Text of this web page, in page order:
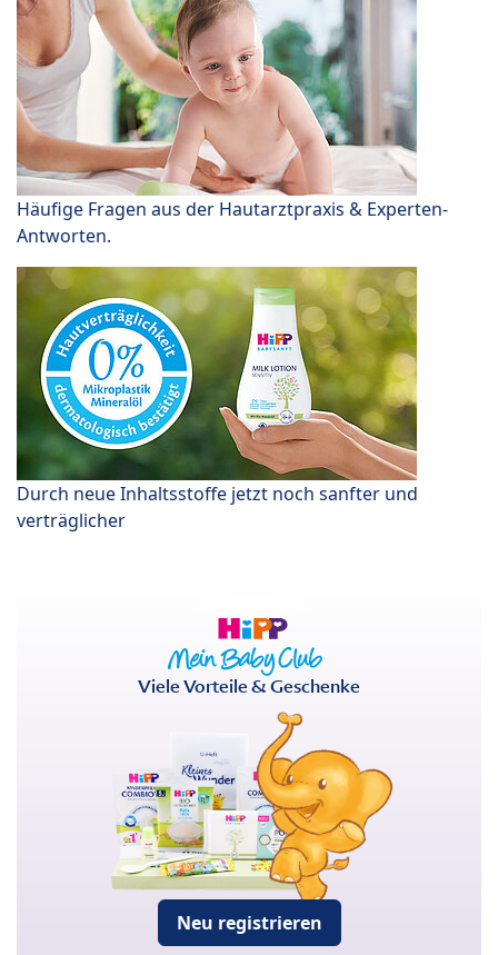
Häufige Fragen aus der Hautarztpraxis & Experten-
Antworten.
Durch neue Inhaltsstoffe jetzt noch sanfter und
verträglicher
Viele Vorteile & Geschenke
Neu registrieren